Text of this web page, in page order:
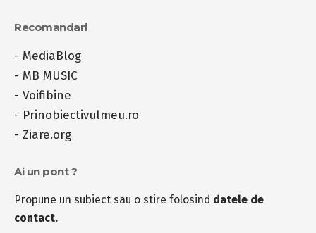
Recomandari
- MediaBlog
- MB MUSIC
- Voifibine
- Prinobiectivulmeu.ro
- Ziare.org
Ai un pont ?
Propune un subiect sau o stire folosind datele de
contact.